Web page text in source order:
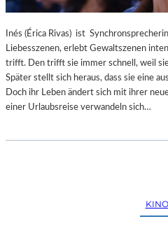
Inés (Érica Rivas) ist
Liebesszenen, erlebt Gewaltszenen
trifft. Den trifft sie immer schnell, weil
Später stellt sich heraus, dass sie eine
Doch ihr Leben ändert sich mit ihrer
einer Urlaubsreise verwandeln sich…
KINO